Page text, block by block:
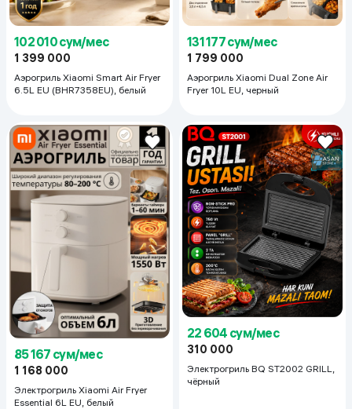
102 010 сум/мес
1 399 000
Аэрогриль Xiaomi Smart Air Fryer
6.5L EU (BHR7358EU), белый
131 177 сум/мес
1 799 000
Аэрогриль Xiaomi Dual Zone Air
Fryer 10L EU, черный
85 167 сум/мес
1 168 000
Электрогриль Xiaomi Air Fryer
Essential 6L EU, белый
22 604 сум/мес
310 000
Электрогриль BQ ST2002 GRILL,
чёрный